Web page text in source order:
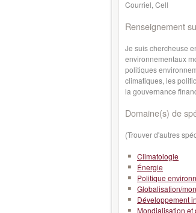
Courriel, Cell
Renseignement
Je suis chercheuse
environnementaux
politiques
climatiques, les
la gouvernance
Domaine(s) de
(Trouver d'autres
Climatologie
Énergie
Politique
Globalisation/
Développement
Mondialisation et